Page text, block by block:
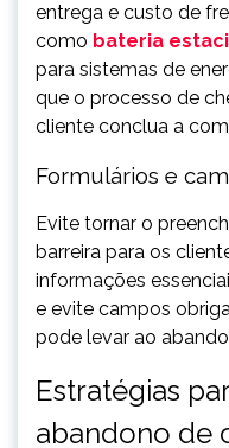
entrega e custo de
como bateria
para sistemas de
que o processo de
cliente conclua a
Formulários e
Evite tornar o
barreira para os
informações
e evite campos
pode levar ao
Estratégias
abandono de